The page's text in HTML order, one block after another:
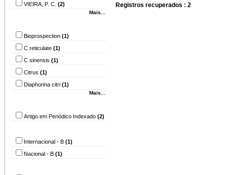
VIEIRA, P. C. (2)
Mais...
Bioprospection (1)
C reticulate (1)
C sinensis (1)
Citrus (1)
Diaphorina citri (1)
Mais...
Artigo em Periódico Indexado (2)
Internacional - B (1)
Nacional - B (1)
Registros recuperados : 2